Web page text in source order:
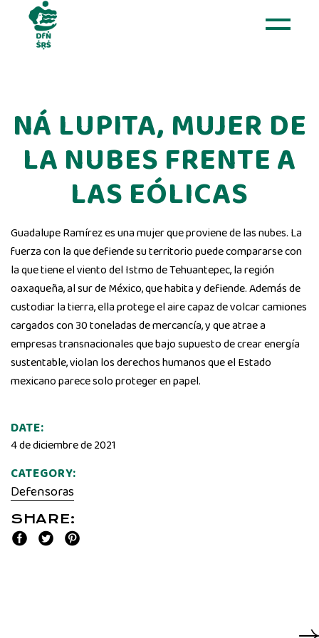
NÁ LUPITA, MUJER DE
LA NUBES FRENTE A
LAS EÓLICAS
Guadalupe Ramírez es una mujer que proviene de las nubes. La
fuerza con la que defiende su territorio puede compararse con
la que tiene el viento del Istmo de Tehuantepec, la región
oaxaqueña, al sur de México, que habita y defiende. Además de
custodiar la tierra, ella protege el aire capaz devolcar camiones
cargados con 30 toneladas de mercancía, y que atrae a
empresas transnacionales que bajo supuesto de crear energía
sustentable, violan los derechos humanos que el Estado
mexicano parece solo proteger en papel.
DATE:
4 de diciembre de 2021
CATEGORY:
Defensoras
SHARE: